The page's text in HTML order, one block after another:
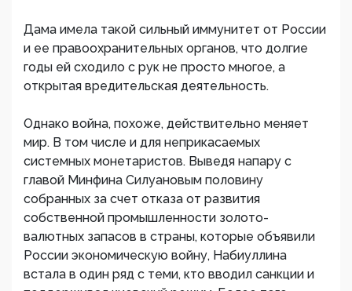
Дама имела такой сильный иммунитет от России
и ее правоохранительных органов, что долгие
годы ей сходило с рук не просто многое, а
открытая вредительская деятельность.
Однако война, похоже, действительно меняет
мир. В том числе и для неприкасаемых
системных монетаристов. Выведя напару с
главой Минфина Силуановым половину
собранных за счет отказа от развития
собственной промышленности золото-
валютных запасов в страны, которые объявили
России экономическую войну, Набиуллина
встала в один ряд с теми, кто вводил санкции и